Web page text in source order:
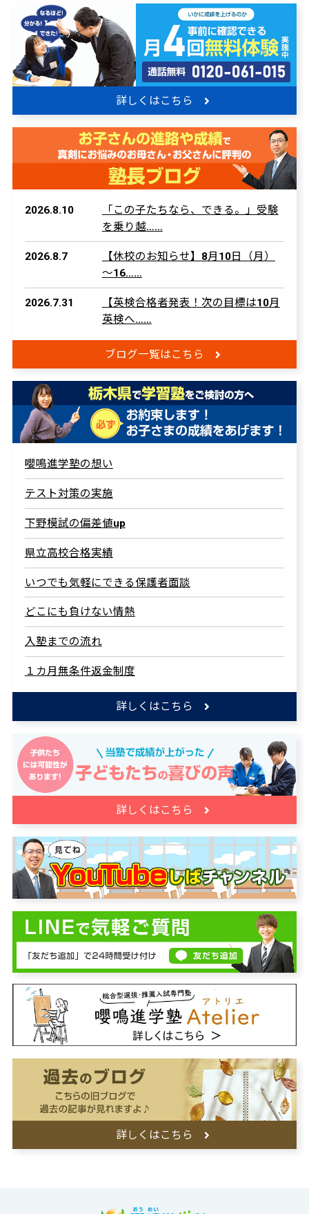
詳しくはこちら
2026.8.10
「この子たちなら、できる。」受験
を乗り越……
2026.8.7
【休校のお知らせ】8月10日（月）
～16……
2026.7.31
【英検合格者発表！次の目標は10月
英検へ……
ブログ一覧はこちら
嚶鳴進学塾の想い
テスト対策の実施
下野模試の偏差値up
県立高校合格実績
いつでも気軽にできる保護者面談
どこにも負けない情熱
入塾までの流れ
１カ月無条件返金制度
詳しくはこちら
詳しくはこちら
詳しくはこちら